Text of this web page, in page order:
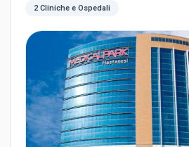
2 Cliniche e Ospedali